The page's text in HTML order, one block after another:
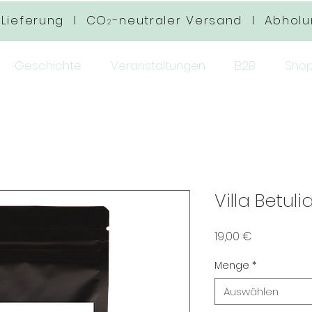
I CO2-neutraler Versand I
Geschichte Veranstaltungen B2B
Villa Betulia
19,00 €
Menge *
Auswählen